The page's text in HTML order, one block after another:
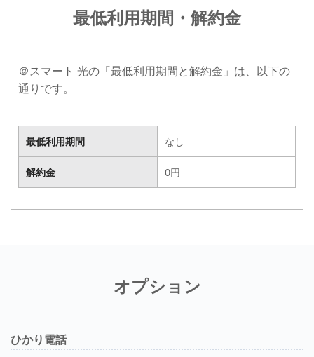
最低利用期間・解約金
＠スマート 光の「最低利用期間と解約金」は、以下の
通りです。
最低利用期間 なし
解約金 0円
最低利用期間 なし
解約金 0円
オプション
ひかり電話